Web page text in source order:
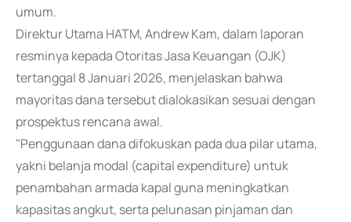
umum.
Direktur Utama HATM, Andrew Kam, dalam laporan
resminya kepada Otoritas Jasa Keuangan (OJK)
tertanggal 8 Januari 2026, menjelaskan bahwa
mayoritas dana tersebut dialokasikan sesuai dengan
prospektus rencana awal.
"Penggunaan dana difokuskan pada dua pilar utama,
yakni belanja modal (capital expenditure) untuk
penambahan armada kapal guna meningkatkan
kapasitas angkut, serta pelunasan pinjaman dan